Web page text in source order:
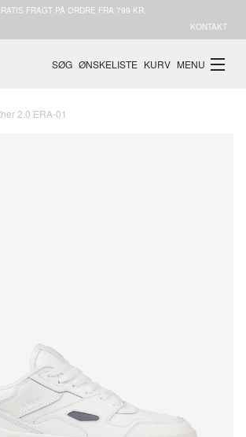
FRAGT PÅ ORDRE FRA 799 KR.
KONTAKT
SØG ØNSKELISTE KURV MENU
2.0 ERA-01